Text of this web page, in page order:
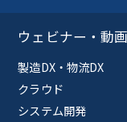
ウェビナー・動
製造DX・物流DX
クラウド
システム開発